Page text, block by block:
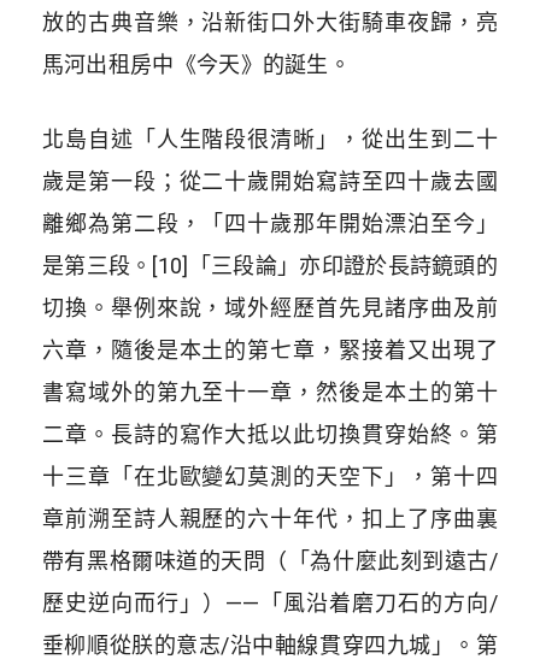
放的古典音樂，沿新街口外大街騎車夜歸，亮
馬河出租房中《今天》的誕生。
北島自述「人生階段很清晰」，從出生到二十
歲是第一段；從二十歲開始寫詩至四十歲去國
離鄉為第二段，「四十歲那年開始漂泊至今」
是第三段。[10]「三段論」亦印證於長詩鏡頭的
切換。舉例來說，域外經歷首先見諸序曲及前
六章，隨後是本土的第七章，緊接着又出現了
書寫域外的第九至十一章，然後是本土的第十
二章。長詩的寫作大抵以此切換貫穿始終。第
十三章「在北歐變幻莫測的天空下」，第十四
章前溯至詩人親歷的六十年代，扣上了序曲裏
帶有黑格爾味道的天問（「為什麼此刻到遠古/
歷史逆向而行」）——「風沿着磨刀石的方向/
垂柳順從朕的意志/沿中軸線貫穿四九城」。第